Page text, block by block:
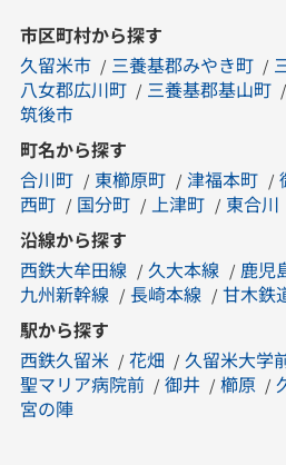
市区町村から探す
久留米市
三養基郡みやき町
八女郡広川町
三養基郡基山町
筑後市
町名から探す
合川町
東櫛原町 津福本町
西町
国分町 上津町 東合川
沿線から探す
西鉄大牟田線
久大本線 鹿児
九州新幹線
長崎本線
甘木鉄
駅から探す
西鉄久留米
花畑 久留米大学
聖マリア病院前
御井 櫛原
宮の陣